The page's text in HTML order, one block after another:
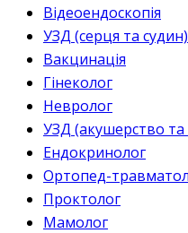
Відеоендоскопія
УЗД (серця та судин)
Вакцинація
Гінеколог
Невролог
УЗД (акушерство та
Ендокринолог
Ортопед-
Проктолог
Мамолог